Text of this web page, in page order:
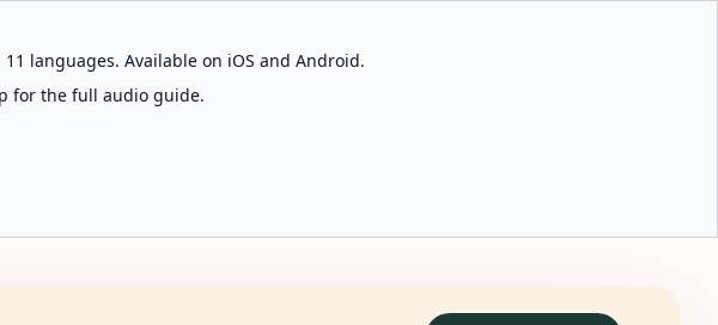
languages. Available on iOS and Android.
for the full audio guide.